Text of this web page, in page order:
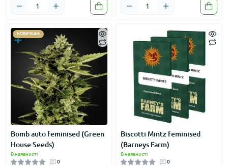
НОВИЧКАМ
Bomb auto feminised (Green
House Seeds)
В наявності
0
Biscotti Mintz feminised
(Barneys Farm)
В наявності
0